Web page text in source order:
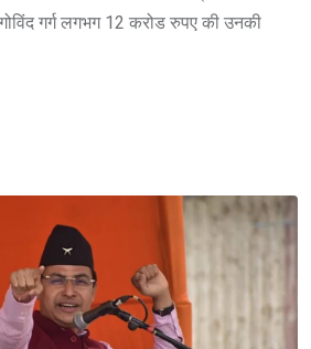
गर्ग लगभग 12 करोड रुपए की उनकी